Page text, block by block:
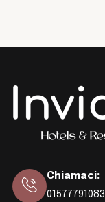
Chiamaci:
01577791083